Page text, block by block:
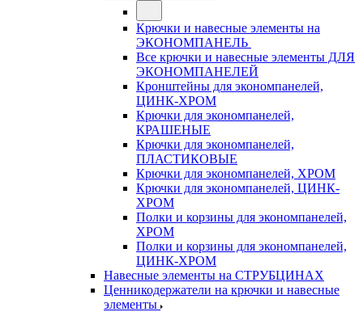
Крючки и навесные элементы на
ЭКОНОМПАНЕЛЬ
Все крючки и навесные элементы ДЛЯ
ЭКОНОМПАНЕЛЕЙ
Кронштейны для экономпанелей,
ЦИНК-ХРОМ
Крючки для экономпанелей,
КРАШЕНЫЕ
Крючки для экономпанелей,
ПЛАСТИКОВЫЕ
Крючки для экономпанелей, ХРОМ
Крючки для экономпанелей, ЦИНК-
ХРОМ
Полки и корзины для экономпанелей,
ХРОМ
Полки и корзины для экономпанелей,
ЦИНК-ХРОМ
Навесные элементы на СТРУБЦИНАХ
Ценникодержатели на крючки и навесные
элементы